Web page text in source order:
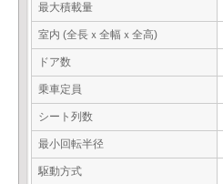
最大積載量
室内 (全長ｘ全幅ｘ全高)
ドア数
乗車定員
シート列数
最小回転半径
駆動方式